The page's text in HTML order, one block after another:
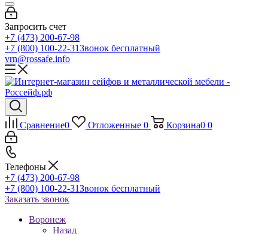
Запросить счет
+7 (473) 200-67-98
+7 (800) 100-22-31Звонок бесплатный
vrn@rossafe.info
Сравнение0 Отложенные 0 Корзина0 0
Телефоны
+7 (473) 200-67-98
+7 (800) 100-22-31Звонок бесплатный
Заказать звонок
Воронеж
Назад